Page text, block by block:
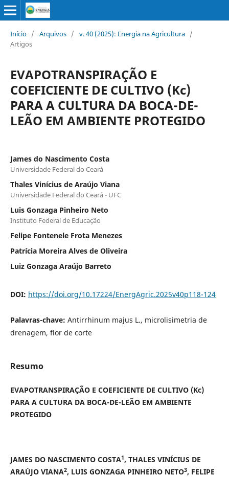
Início / Arquivos / v. 40 (2025): Energia na Agricultura /
Artigos
EVAPOTRANSPIRAÇÃO E
COEFICIENTE DE CULTIVO (Kc)
PARA A CULTURA DA BOCA-DE-
LEÃO EM AMBIENTE PROTEGIDO
James do Nascimento Costa
Universidade Federal do Ceará
Thales Vinícius de Araújo Viana
Universidade Federal do Ceará - UFC
Luis Gonzaga Pinheiro Neto
Instituto Federal de Educação
Felipe Fontenele Frota Menezes
Patrícia Moreira Alves de Oliveira
Luiz Gonzaga Araújo Barreto
DOI: https://doi.org/10.17224/EnergAgric.2025v40p118-124
Palavras-chave: Antirrhinum majus L., microlisimetria de
drenagem, flor de corte
Resumo
EVAPOTRANSPIRAÇÃO E COEFICIENTE DE CULTIVO (Kc)
PARA A CULTURA DA BOCA-DE-LEÃO EM AMBIENTE
PROTEGIDO
JAMES DO NASCIMENTO COSTA1, THALES VINÍCIUS DE
ARAÚJO VIANA2, LUIS GONZAGA PINHEIRO NETO3, FELIPE